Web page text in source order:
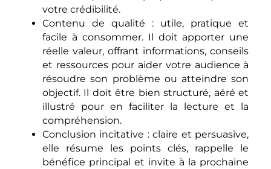
votre crédibilité.
Contenu de qualité : utile, pratique et
facile à consommer. Il doit apporter une
réelle valeur, offrant informations, conseils
et ressources pour aider votre audience à
résoudre son problème ou atteindre son
objectif. Il doit être bien structuré, aéré et
illustré pour en faciliter la lecture et la
compréhension.
Conclusion incitative : claire et persuasive,
elle résume les points clés, rappelle le
bénéfice principal et invite à la prochaine